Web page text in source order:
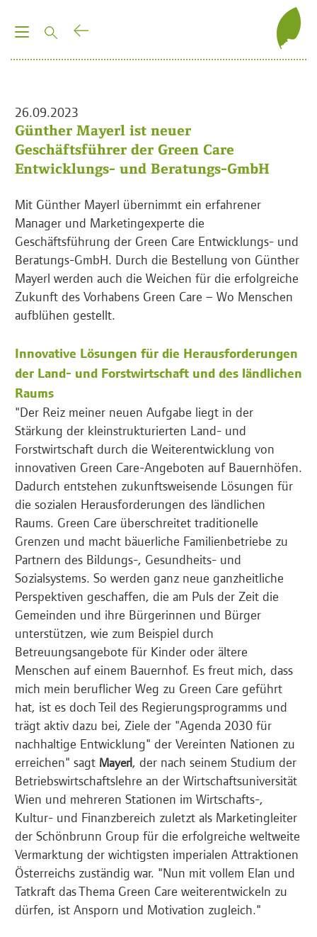
T
l
e
n
v
i
g
a
t
i
o
26.09.2023
Günther Mayerl ist neuer
Geschäftsführer der Green Care
Entwicklungs- und Beratungs-GmbH
Mit Günther Mayerl übernimmt ein erfahrener
Manager und Marketingexperte die
Geschäftsführung der Green Care Entwicklungs- und
Beratungs-GmbH. Durch die Bestellung von Günther
Mayerl werden auch die Weichen für die erfolgreiche
Zukunft des Vorhabens Green Care – Wo Menschen
aufblühen gestellt.
Innovative Lösungen für die Herausforderungen
der Land- und Forstwirtschaft und des ländlichen
Raums
"Der Reiz meiner neuen Aufgabe liegt in der
Stärkung der kleinstrukturierten Land- und
Forstwirtschaft durch die Weiterentwicklung von
innovativen Green Care-Angeboten auf Bauernhöfen.
Dadurch entstehen zukunftsweisende Lösungen für
die sozialen Herausforderungen des ländlichen
Raums. Green Care überschreitet traditionelle
Grenzen und macht bäuerliche Familienbetriebe zu
Partnern des Bildungs-, Gesundheits- und
Sozialsystems. So werden ganz neue ganzheitliche
Perspektiven geschaffen, die am Puls der Zeit die
Gemeinden und ihre Bürgerinnen und Bürger
unterstützen, wie zum Beispiel durch
Betreuungsangebote für Kinder oder ältere
Menschen auf einem Bauernhof. Es freut mich, dass
mich mein beruflicher Weg zu Green Care geführt
hat, ist es doch Teil des Regierungsprogramms und
trägt aktiv dazu bei, Ziele der "Agenda 2030 für
nachhaltige Entwicklung" der Vereinten Nationen zu
erreichen" sagt Mayerl, der nach seinem Studium der
Betriebswirtschaftslehre an der Wirtschaftsuniversität
Wien und mehreren Stationen im Wirtschafts-,
Kultur- und Finanzbereich zuletzt als Marketingleiter
der Schönbrunn Group für die erfolgreiche weltweite
Vermarktung der wichtigsten imperialen Attraktionen
Österreichs zuständig war. "Nun mit vollem Elan und
Tatkraft das Thema Green Care weiterentwickeln zu
dürfen, ist Ansporn und Motivation zugleich."